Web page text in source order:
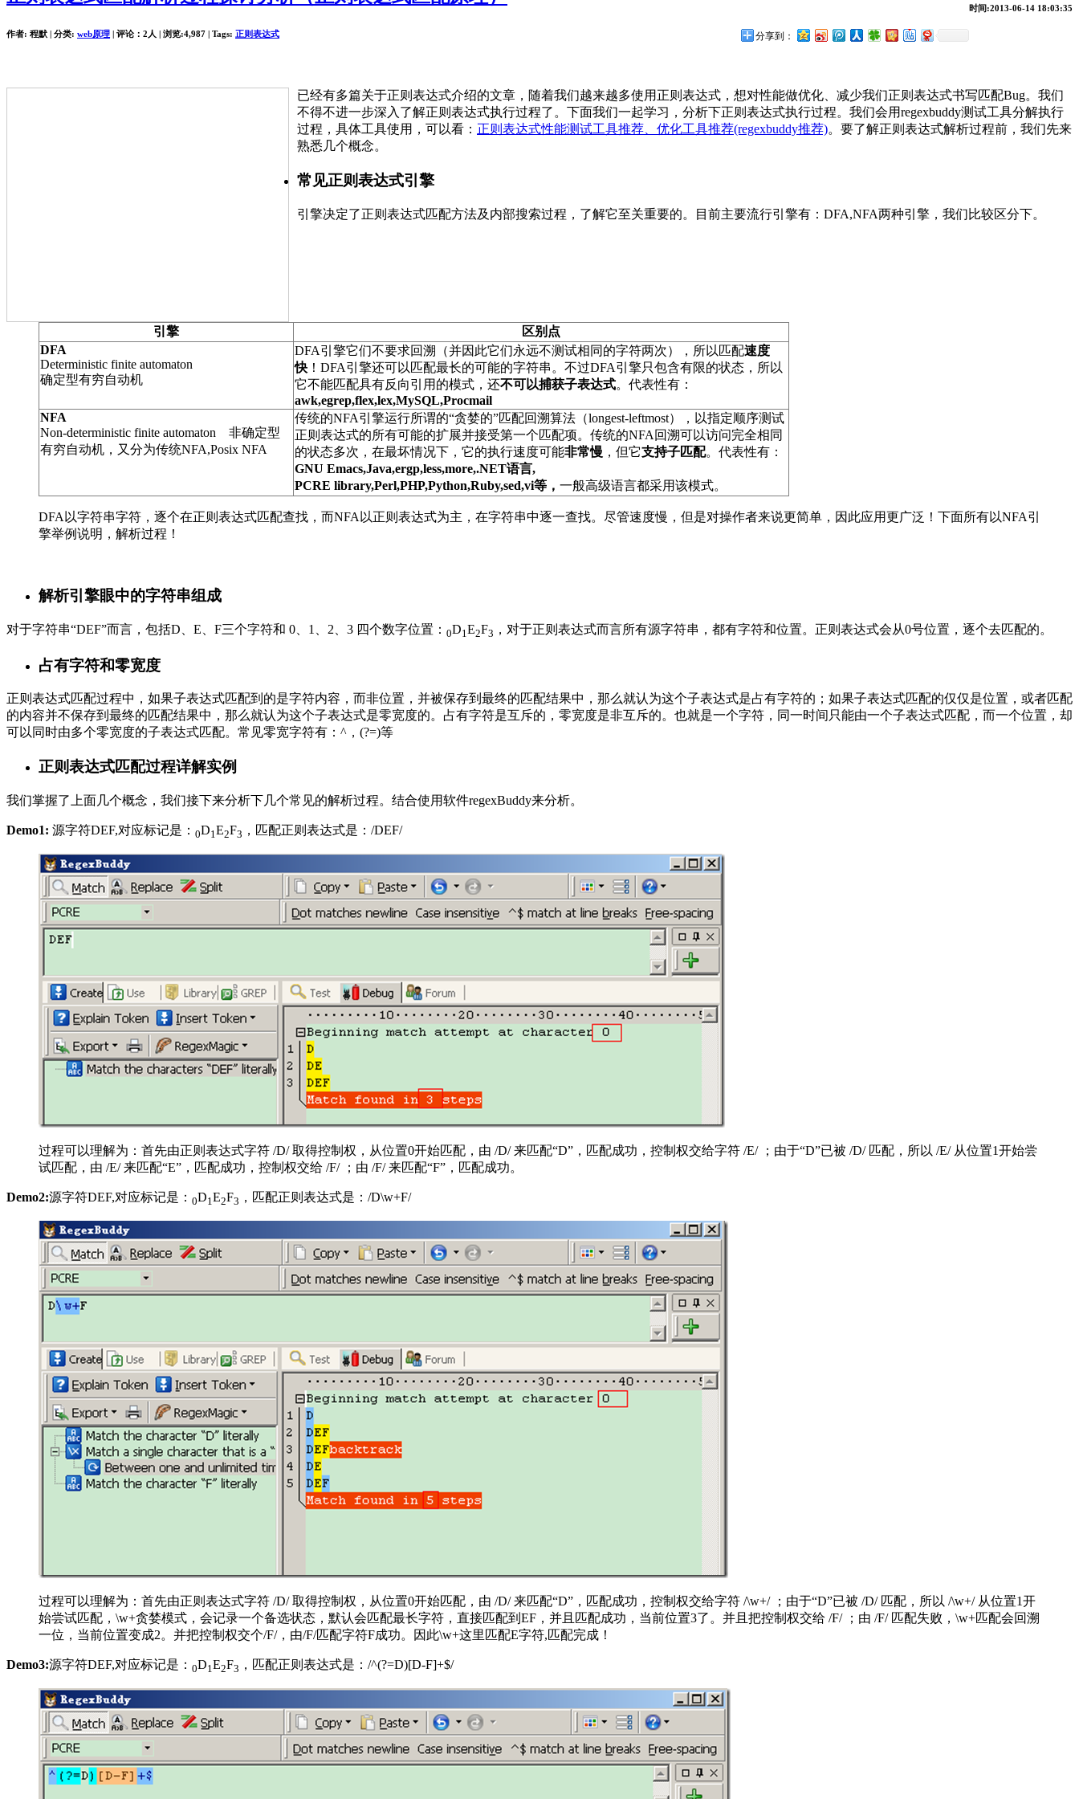
时间:2013-06-14 18:03:35
分享到：
作者: 程默 | 分类: web原理 | 评论：2人 | 浏览:4,987 | Tags: 正则表达式
已经有多篇关于正则表达式介绍的文章，随着我们越来越多使用正则表达式，想对性能做优化、减少我们正则表达式书写匹配Bug。我们
不得不进一步深入了解正则表达式执行过程了。下面我们一起学习，分析下正则表达式执行过程。我们会用regexbuddy测试工具分解执行
过程，具体工具使用，可以看： 正则表达式性能测试工具推荐、优化工具推荐(regexbuddy推荐)。要了解正则表达式解析过程前，我们先来
熟悉几个概念。
常见正则表达式引擎
引擎决定了正则表达式匹配方法及内部搜索过程，了解它至关重要的。目前主要流行引擎有：DFA,NFA两种引擎，我们比较区分下。
引擎
区别点
DFA
Deterministic finite automaton
确定型有穷自动机
DFA引擎它们不要求回溯（并因此它们永远不测试相同的字符两次），所以匹配速度
快 ！DFA引擎还可以匹配最长的可能的字符串。不过DFA引擎只包含有限的状态，所以
它不能匹配具有反向引用的模式，还不可以捕获子表达式。代表性有：
awk,egrep,flex,lex,MySQL,Procmail
NFA
Non-deterministic finite automaton 非确定型
有穷自动机，又分为传统NFA,Posix NFA
传统的NFA引擎运行所谓的“贪婪的”匹配回溯算法（longest-leftmost），以指定顺序测试
正则表达式的所有可能的扩展并接受第一个匹配项。传统的NFA回溯可以访问完全相同
的状态多次，在最坏情况下，它的执行速度可能非常慢 ，但它支持子匹配。代表性有：
GNU Emacs,Java,ergp,less,more,.NET语言,
PCRE library,Perl,PHP,Python,Ruby,sed,vi等， 一般高级语言都采用该模式。
DFA以字符串字符，逐个在正则表达式匹配查找，而NFA以正则表达式为主，在字符串中逐一查找。尽管速度慢，但是对操作者来说更简单，因此应用更广泛！下面所有以NFA引
擎举例说明，解析过程！
解析引擎眼中的字符串组成
对于字符串“DEF”而言，包括D、E、F三个字符和 0、1、2、3 四个数字位置： 0D1 E2F3 ，对于正则表达式而言所有源字符串，都有字符和位置。正则表达式会从0号位置，逐个去匹配的。
占有字符和零宽度
正则表达式匹配过程中，如果子表达式匹配到的是字符内容，而非位置，并被保存到最终的匹配结果中，那么就认为这个子表达式是占有字符的；如果子表达式匹配的仅仅是位置，或者匹配
的内容并不保存到最终的匹配结果中，那么就认为这个子表达式是零宽度的。占有字符是互斥的，零宽度是非互斥的。也就是一个字符，同一时间只能由一个子表达式匹配，而一个位置，却
可以同时由多个零宽度的子表达式匹配。常见零宽字符有：^，(?=)等
正则表达式匹配过程详解实例
我们掌握了上面几个概念，我们接下来分析下几个常见的解析过程。结合使用软件regexBuddy来分析。
Demo1: 源字符DEF,对应标记是： 0D1E2F3 ，匹配正则表达式是：/DEF/
过程可以理解为：首先由正则表达式字符 /D/ 取得控制权，从位置0开始匹配，由 /D/ 来匹配“D”，匹配成功，控制权交给字符 /E/ ；由于“D”已被 /D/ 匹配，所以 /E/ 从位置1开始尝
试匹配，由 /E/ 来匹配“E”，匹配成功，控制权交给 /F/ ；由 /F/ 来匹配“F”，匹配成功。
Demo2:源字符DEF,对应标记是： 0D1E2F3 ，匹配正则表达式是：/D\w+F/
过程可以理解为：首先由正则表达式字符 /D/ 取得控制权，从位置0开始匹配，由 /D/ 来匹配“D”，匹配成功，控制权交给字符 /\w+/ ；由于“D”已被 /D/ 匹配，所以 /\w+/ 从位置1开
始尝试匹配，\w+贪婪模式，会记录一个备选状态，默认会匹配最长字符，直接匹配到EF，并且匹配成功，当前位置3了。并且把控制权交给 /F/ ；由 /F/ 匹配失败，\w+匹配会回溯
一位，当前位置变成2。并把控制权交个/F/，由/F/匹配字符F成功。因此\w+这里匹配E字符,匹配完成！
Demo3:源字符DEF,对应标记是： 0D1E2F3 ，匹配正则表达式是：/^(?=D)[D-F]+$/